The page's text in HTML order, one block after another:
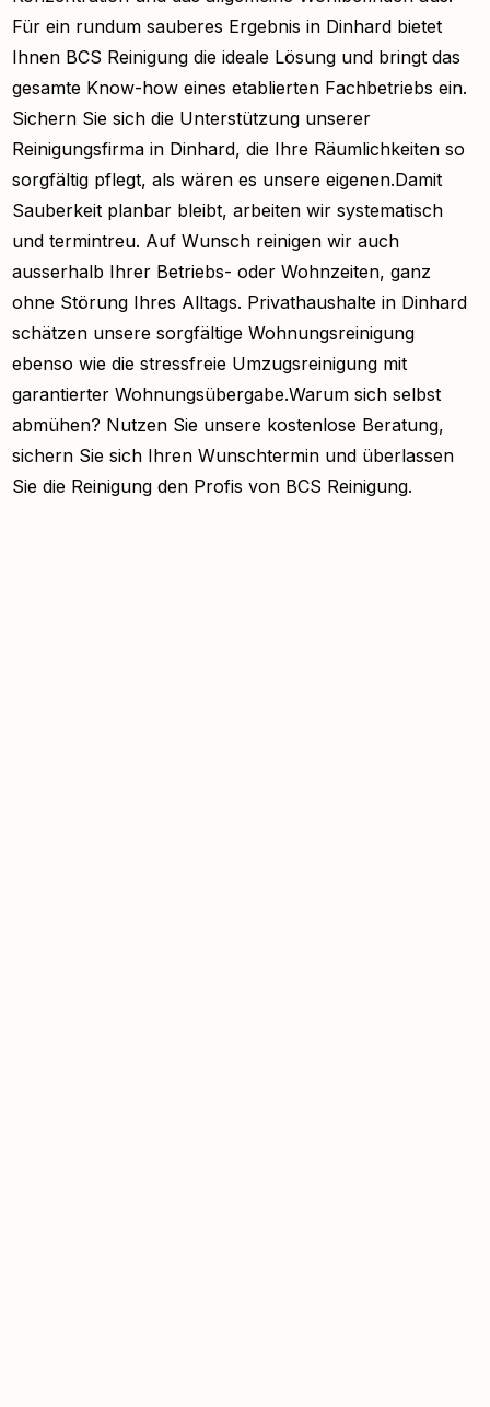
Für ein rundum sauberes Ergebnis in Dinhard bietet
Ihnen BCS Reinigung die ideale Lösung und bringt das
gesamte Know-how eines etablierten Fachbetriebs ein.
Sichern Sie sich die Unterstützung unserer
Reinigungsfirma in Dinhard, die Ihre Räumlichkeiten so
sorgfältig pflegt, als wären es unsere eigenen.Damit
Sauberkeit planbar bleibt, arbeiten wir systematisch
und termintreu. Auf Wunsch reinigen wir auch
ausserhalb Ihrer Betriebs- oder Wohnzeiten, ganz
ohne Störung Ihres Alltags. Privathaushalte in Dinhard
schätzen unsere sorgfältige Wohnungsreinigung
ebenso wie die stressfreie Umzugsreinigung mit
garantierter Wohnungsübergabe.Warum sich selbst
abmühen? Nutzen Sie unsere kostenlose Beratung,
sichern Sie sich Ihren Wunschtermin und überlassen
Sie die Reinigung den Profis von BCS Reinigung.